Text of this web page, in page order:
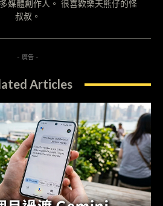
媒體創作人。 很喜歡樂天熊仔的怪
叔叔。
- 廣告 -
Articles